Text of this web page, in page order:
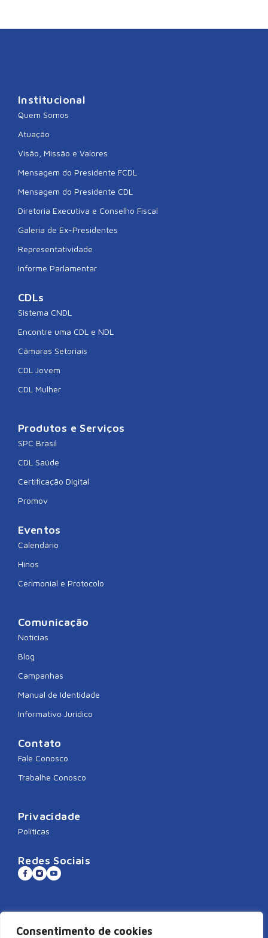
Consentimento de cookies
Institucional
Quem Somos
Atuação
Visão, Missão e Valores
Mensagem do Presidente FCDL
Mensagem do Presidente CDL
Diretoria Executiva e Conselho Fiscal
Galeria de Ex-Presidentes
Representatividade
Informe Parlamentar
CDLs
Sistema CNDL
Encontre uma CDL e NDL
Câmaras Setoriais
CDL Jovem
CDL Mulher
Produtos e Serviços
SPC Brasil
CDL Saúde
Certificação Digital
Promov
Eventos
Calendário
Hinos
Cerimonial e Protocolo
Comunicação
Notícias
Blog
Campanhas
Manual de Identidade
Informativo Jurídico
Contato
Fale Conosco
Trabalhe Conosco
Privacidade
Políticas
Redes Sociais
Sistema CNDL